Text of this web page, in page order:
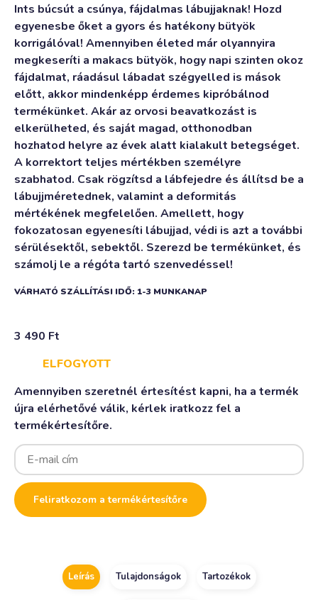
Ints búcsút a csúnya, fájdalmas lábujjaknak! Hozd
egyenesbe őket a gyors és hatékony bütyök
korrigálóval! Amennyiben életed már olyannyira
megkeseríti a makacs bütyök, hogy napi szinten okoz
fájdalmat, ráadásul lábadat szégyelled is mások
előtt, akkor mindenképp érdemes kipróbálnod
termékünket. Akár az orvosi beavatkozást is
elkerülheted, és saját magad, otthonodban
hozhatod helyre az évek alatt kialakult betegséget.
A korrektort teljes mértékben személyre
szabhatod. Csak rögzítsd a lábfejedre és állítsd be a
lábujjméretednek, valamint a deformitás
mértékének megfelelően. Amellett, hogy
fokozatosan egyenesíti lábujjad, védi is azt a további
sérülésektől, sebektől. Szerezd be termékünket, és
számolj le a régóta tartó szenvedéssel!
VÁRHATÓ SZÁLLÍTÁSI IDŐ: 1-3 MUNKANAP
3 490 Ft
ELFOGYOTT
Amennyiben szeretnél értesítést kapni, ha a termék
újra elérhetővé válik, kérlek iratkozz fel a
termékértesítőre.
Enter
your
email
address
to
join
the
Feliratkozom a termékértesítőre
Leírás Tulajdonságok Tartozékok